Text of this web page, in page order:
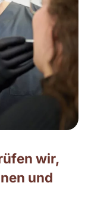
wir,
und